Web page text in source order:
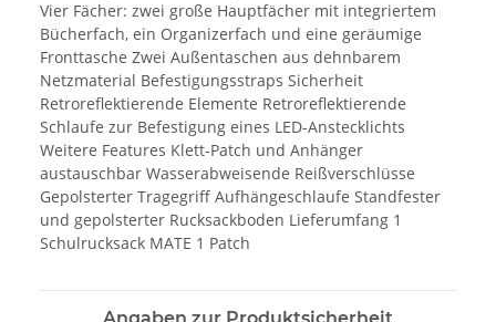
Vier Fächer: zwei große Hauptfächer mit integriertem
Bücherfach, ein Organizerfach und eine geräumige
Fronttasche Zwei Außentaschen aus dehnbarem
Netzmaterial Befestigungsstraps Sicherheit
Retroreflektierende Elemente Retroreflektierende
Schlaufe zur Befestigung eines LED-Anstecklichts
Weitere Features Klett-Patch und Anhänger
austauschbar Wasserabweisende Reißverschlüsse
Gepolsterter Tragegriff Aufhängeschlaufe Standfester
und gepolsterter Rucksackboden Lieferumfang 1
Schulrucksack MATE 1 Patch